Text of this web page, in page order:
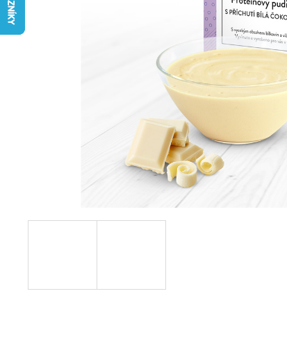
KOLAGENOVÉ SMOOTHIE MIX PŘÍCHUTÍ
Původně: 210 Kč